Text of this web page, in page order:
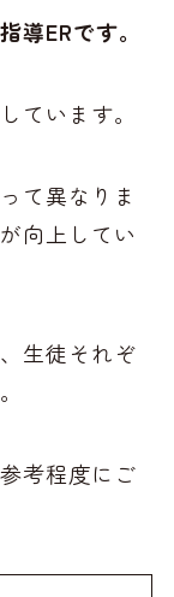
導ERです。
ています。
て異なりま
向上してい
生徒それぞ
考程度にご